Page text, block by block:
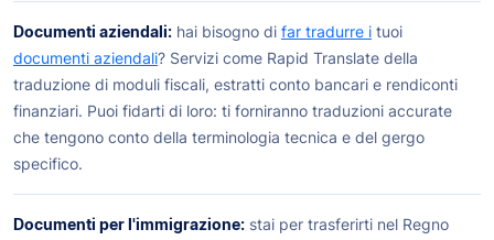
Documenti aziendali: hai bisogno di far tradurre i tuoi
documenti aziendali? Servizi come Rapid Translate della
traduzione di moduli fiscali, estratti conto bancari e rendiconti
finanziari. Puoi fidarti di loro: ti forniranno traduzioni accurate
che tengono conto della terminologia tecnica e del gergo
specifico.
Documenti per l'immigrazione: stai per trasferirti nel Regno